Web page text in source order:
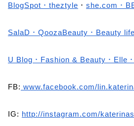
BlogSpot ． theztyle ． she.com ．
SalaD ． QoozaBeauty ． Beauty life
U Blog ． Fashion & Beauty ． Elle
FB: www.facebook.com/
IG: http://instagram.com/